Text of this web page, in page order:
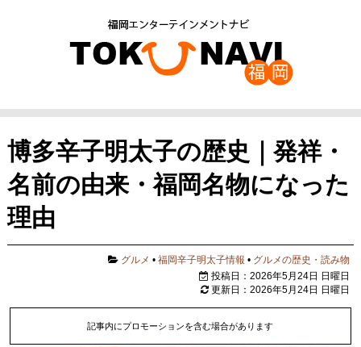
博多辛子明太子の歴史｜発祥・
名前の由来・福岡名物になった
理由
グルメ •福岡辛子明太子情報 • グルメの歴史・読み物
投稿日：2026年5月24日 日曜日
更新日：2026年5月24日 日曜日
記事内にプロモーションを含む場合があります